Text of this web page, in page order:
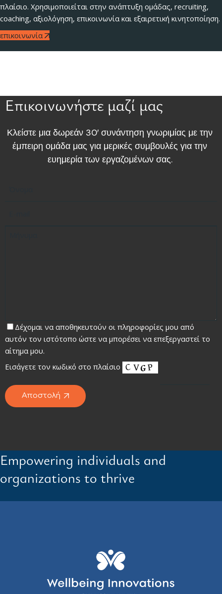
πλαίσιο. Χρησιμοποιείται στην ανάπτυξη ομάδας, recruiting,
coaching, αξιολόγηση, επικοινωνία και εξαιρετική κινητοποίηση.
επικοινωνία
Επικοινωνήστε μαζί μας
Κλείστε μια δωρεάν 30′ συνάντηση γνωριμίας με την
έμπειρη ομάδα μας για μερικές συμβουλές για την
ευημερία των εργαζομένων σας.
Δέχομαι να αποθηκευτούν οι πληροφορίες μου από
αυτόν τον ιστότοπο ώστε να μπορέσει να επεξεργαστεί το
αίτημα μου.
Εισάγετε τον κωδικό στο πλαίσιο
Αποστολή
Empowering individuals and
organizations to thrive